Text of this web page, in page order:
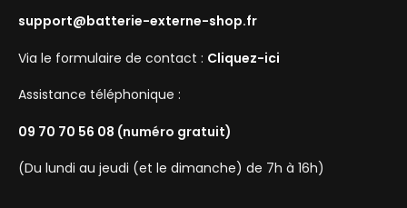
support@batterie-externe-shop.fr
Via le formulaire de contact : Cliquez-ici
Assistance téléphonique :
09 70 70 56 08 (numéro gratuit)
(Du lundi au jeudi (et le dimanche) de 7h à 16h)